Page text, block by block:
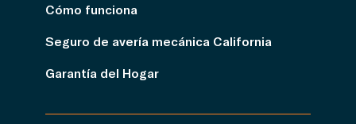
Cómo funciona
Seguro de avería mecánica California
Garantía del Hogar